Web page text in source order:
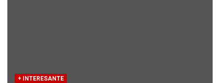
+ INTERESANTE